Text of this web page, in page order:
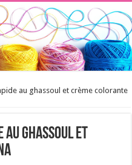
au ghassoul et crème colorante
au ghassoul et